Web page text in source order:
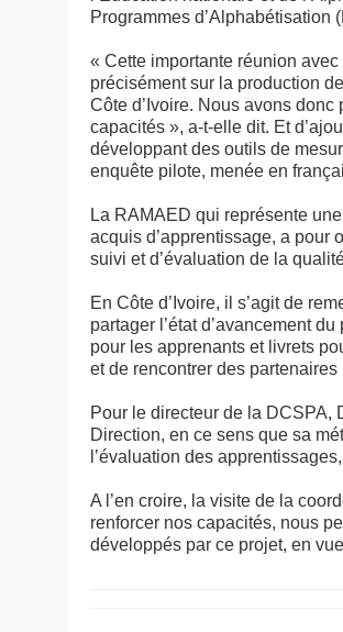
Programmes d’Alphabétisation
« Cette importante réunion
précisément sur la production
Côte d’Ivoire. Nous avons donc
capacités », a-t-elle dit. Et
développant des outils de
enquête pilote, menée en
La RAMAED qui représente
acquis d’apprentissage, a pour
suivi et d’évaluation de la
En Côte d’Ivoire, il s’agit de
partager l’état d’avancement
pour les apprenants et livrets
et de rencontrer des
Pour le directeur de la DCSPA,
Direction, en ce sens que sa
l’évaluation des
A l’en croire, la visite de la
renforcer nos capacités, nous
développés par ce projet, en